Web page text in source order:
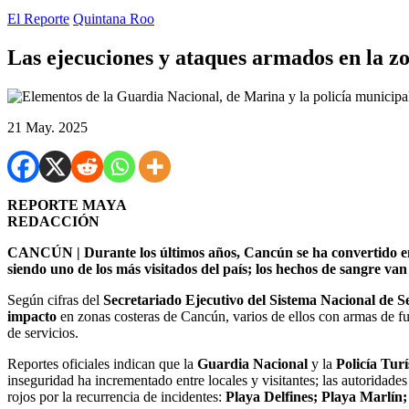
El Reporte Quintana Roo
Las ejecuciones y ataques armados en la
21 May. 2025
REPORTE MAYA
REDACCIÓN
CANCÚN | Durante los últimos años, Cancún se ha convertido
siendo uno de los más visitados del país; los hechos de sangre
Según cifras del Secretariado Ejecutivo del Sistema Nacional de
impacto en zonas costeras de Cancún, varios de ellos con armas de
de servicios.
Reportes oficiales indican que la Guardia Nacional y la Policía
inseguridad ha incrementado entre locales y visitantes; las
rojos por la recurrencia de incidentes: Playa Delfines; Playa